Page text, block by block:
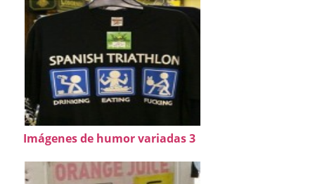
Imágenes de humor variadas 3